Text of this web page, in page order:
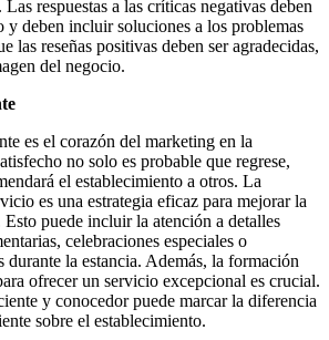
respuestas a las críticas negativas deben
y deben incluir soluciones a los problemas
las reseñas positivas deben ser agradecidas,
del negocio.
es el corazón del marketing en la
no solo es probable que regrese,
el establecimiento a otros. La
es una estrategia eficaz para mejorar la
puede incluir la atención a detalles
celebraciones especiales o
durante la estancia. Además, la formación
ofrecer un servicio excepcional es crucial.
y conocedor puede marcar la diferencia
sobre el establecimiento.